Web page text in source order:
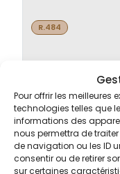
Pour offrir les meilleures
technologies telles que
informations des
nous permettra de
de navigation ou les ID
consentir ou de retirer
sur certaines
R.484
VGP
VGP